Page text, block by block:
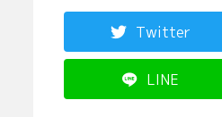
Twitter
LINE